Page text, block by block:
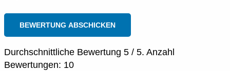
BEWERTUNG ABSCHICKEN
Durchschnittliche Bewertung 5 / 5. Anzahl
Bewertungen: 10